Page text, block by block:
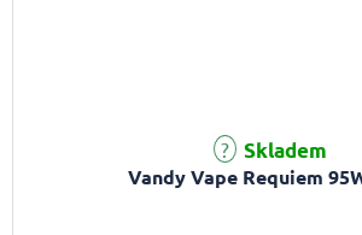
Vandy Vape Requiem
Průměrné hodnocení produktu je 5,0 z 5
Skladem